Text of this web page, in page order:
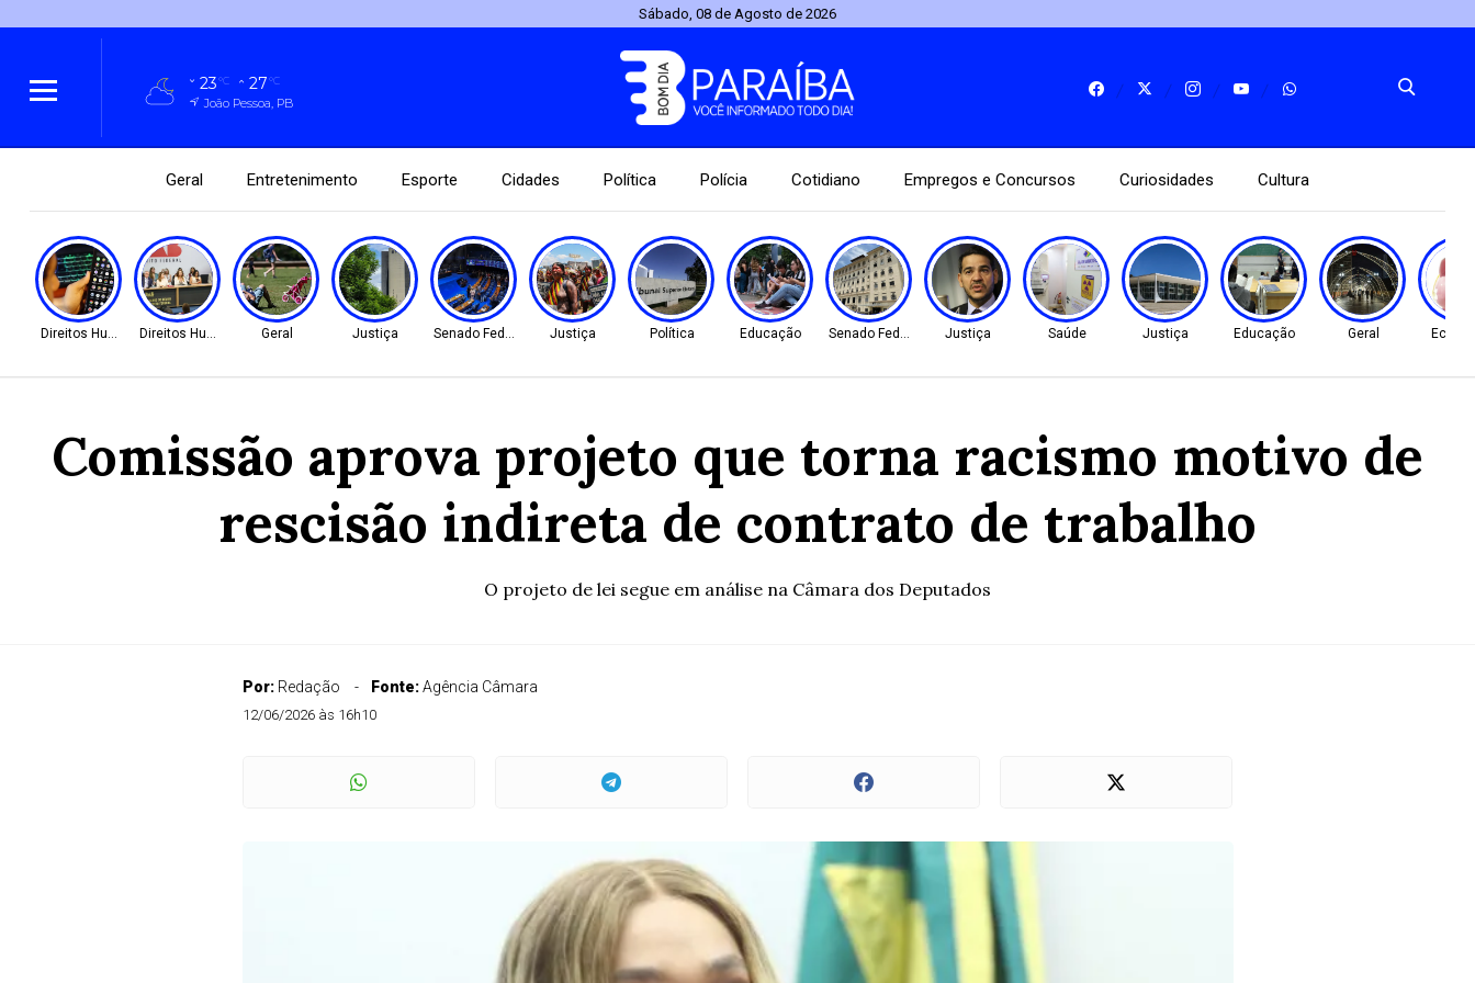
Sábado, 08 de Agosto de 2026
23°C 27°C
João Pessoa, PB
Geral Entretenimento Esporte Cidades Política Polícia Cotidiano Empregos e Concursos Curiosidades Cultura
Direitos HumanosDireitos Humanos Geral Justiça Senado Federal Justiça Política Educação Senado Federal Justiça Saúde Justiça Educação Geral
Comissão aprova projeto que torna racismo motivo de
rescisão indireta de contrato de trabalho
O projeto de lei segue em análise na Câmara dos Deputados
Por: Redação Fonte:Agência Câmara
12/06/2026 às 16h10